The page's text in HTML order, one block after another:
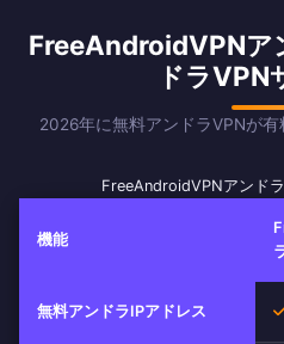
FreeAndroidVPNア
ドラVPN
2026年に無料アンドラVPNが
FreeAndroidVPNアンド
機能
無料アンドラIPアドレス